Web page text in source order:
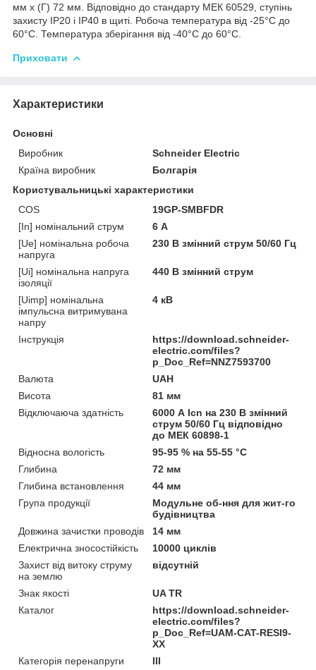
мм х (Г) 72 мм. Відповідно до стандарту МЕК 60529, ступінь
захисту IP20 і IP40 в щиті. Робоча температура від -25°C до
60°C. Температура зберігання від -40°C до 60°C.
Приховати
Характеристики
Основні
Виробник
Schneider Electric
Країна виробник
Болгарія
Користувальницькі характеристики
COS
19GP-SMBFDR
[In] номінальний струм
6 А
[Ue] номінальна робоча
напруга
230 В змінний струм 50/60 Гц
[Ui] номінальна напруга
ізоляції
440 В змінний струм
[Uimp] номінальна
імпульсна витримувана
напру
4 кВ
Інструкція
https://download.schneider-
electric.com/files?
p_Doc_Ref=NNZ7593700
Валюта
UAH
Висота
81 мм
Відключаюча здатність
6000 А Icn на 230 В змінний
струм 50/60 Гц відповідно
до МЕК 60898-1
Відносна вологість
95-95 % на 55-55 °C
Глибина
72 мм
Глибина встановлення
44 мм
Група продукції
Модульне об-ння для жит-го
будівництва
Довжина зачистки проводів
14 мм
Електрична зносостійкість
10000 циклів
Захист від витоку струму
на землю
відсутній
Знак якості
UA TR
Каталог
https://download.schneider-
electric.com/files?
p_Doc_Ref=UAM-CAT-RESI9-
XX
Категорія перенапруги
ІІІ